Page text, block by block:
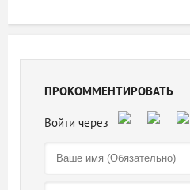
ПРОКОММЕНТИРОВАТЬ